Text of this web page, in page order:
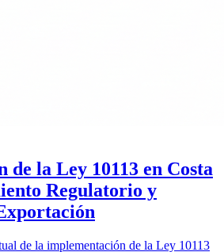
de la Ley 10113 en Costa
Regulatorio y
de la implementación de la Ley 10113